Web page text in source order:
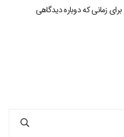
زمانی که دوباره دیدگاهی